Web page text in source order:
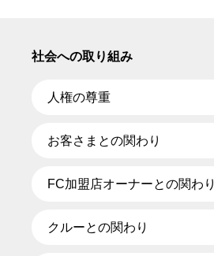
社会への取り組み
人権の尊重
お客さまとの関わり
FC加盟店オーナーとの関わり
クルーとの関わり